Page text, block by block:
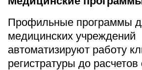
Профильные программы
медицинских учреждений
автоматизируют работу
регистратуры до расчетов